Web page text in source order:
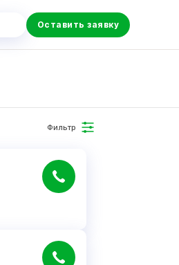
Оставить заявку
Фильтр